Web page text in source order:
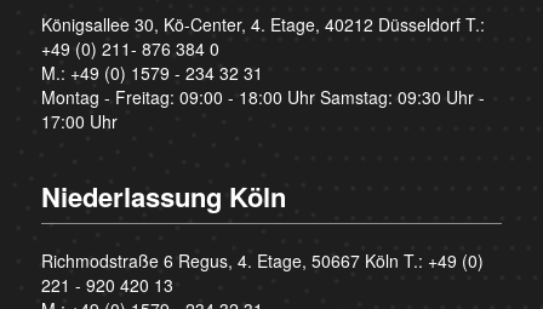
Königsallee 30, Kö-Center, 4. Etage, 40212 Düsseldorf T.:
+49 (0) 211- 876 384 0
M.: +49 (0) 1579 - 234 32 31
Montag - Freitag: 09:00 - 18:00 Uhr Samstag: 09:30 Uhr -
17:00 Uhr
Niederlassung Köln
Richmodstraße 6 Regus, 4. Etage, 50667 Köln T.: +49 (0)
221 - 920 420 13